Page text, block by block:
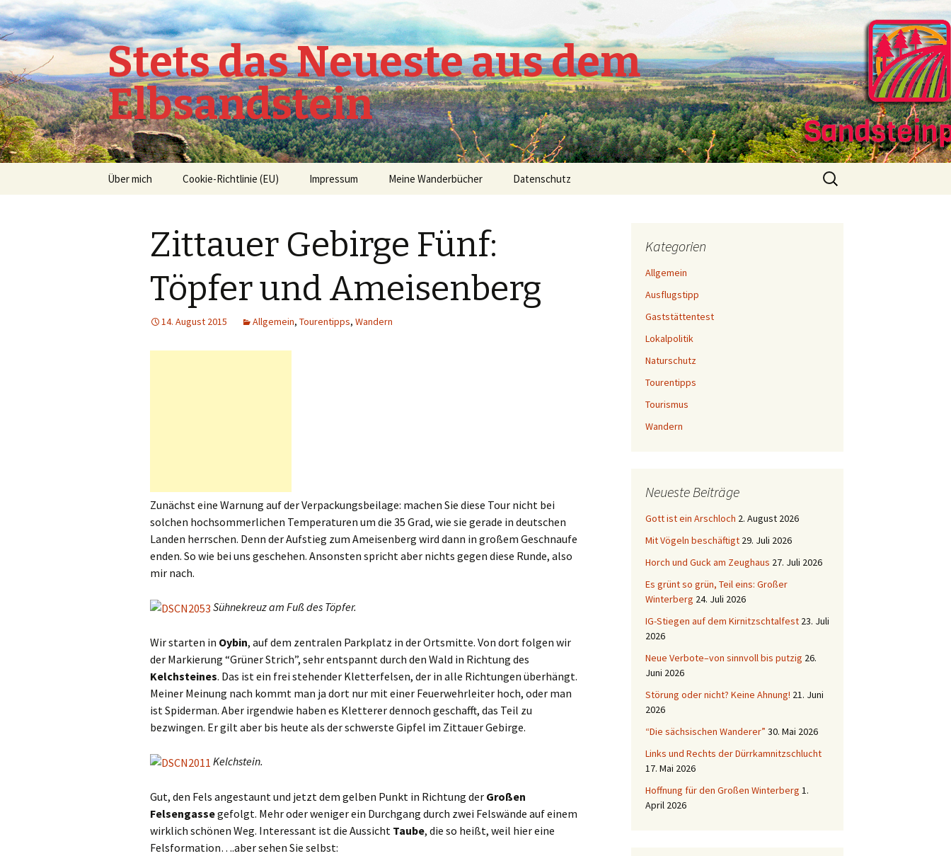
Stets das Neueste aus dem
Elbsandstein
Springe
Über mich Cookie-Richtlinie (EU) Impressum Meine Wanderbücher Datenschutz
Suchen
nach:
Zittauer Gebirge Fünf:
Töpfer und Ameisenberg
14. August 2015 Allgemein, Tourentipps, Wandern
Zunächst eine Warnung auf der Verpackungsbeilage: machen Sie diese Tour nicht bei
solchen hochsommerlichen Temperaturen um die 35 Grad, wie sie gerade in deutschen
Landen herrschen. Denn der Aufstieg zum Ameisenberg wird dann in großem Geschnaufe
enden. So wie bei uns geschehen. Ansonsten spricht aber nichts gegen diese Runde, also
mir nach.
Sühnekreuz am Fuß des Töpfer.
Wir starten in Oybin, auf dem zentralen Parkplatz in der Ortsmitte. Von dort folgen wir
der Markierung “Grüner Strich”, sehr entspannt durch den Wald in Richtung des
Kelchsteines. Das ist ein frei stehender Kletterfelsen, der in alle Richtungen überhängt.
Meiner Meinung nach kommt man ja dort nur mit einer Feuerwehrleiter hoch, oder man
ist Spiderman. Aber irgendwie haben es Kletterer dennoch geschafft, das Teil zu
bezwingen. Er gilt aber bis heute als der schwerste Gipfel im Zittauer Gebirge.
Kelchstein.
Gut, den Fels angestaunt und jetzt dem gelben Punkt in Richtung der Großen
Felsengassegefolgt. Mehr oder weniger ein Durchgang durch zwei Felswände auf einem
wirklich schönen Weg. Interessant ist die Aussicht Taube, die so heißt, weil hier eine
Felsformation….aber sehen Sie selbst:
Kategorien
Allgemein
Ausflugstipp
Gaststättentest
Lokalpolitik
Naturschutz
Tourentipps
Tourismus
Wandern
Neueste Beiträge
Gott ist ein Arschloch 2. August 2026
Mit Vögeln beschäftigt 29. Juli 2026
Horch und Guck am Zeughaus 27. Juli 2026
Es grünt so grün, Teil eins: Großer
Winterberg 24. Juli 2026
IG-Stiegen auf dem Kirnitzschtalfest 23. Juli
2026
Neue Verbote–von sinnvoll bis putzig 26.
Juni 2026
Störung oder nicht? Keine Ahnung! 21. Juni
2026
“Die sächsischen Wanderer” 30. Mai 2026
Links und Rechts der Dürrkamnitzschlucht
17. Mai 2026
Hoffnung für den Großen Winterberg 1.
April 2026